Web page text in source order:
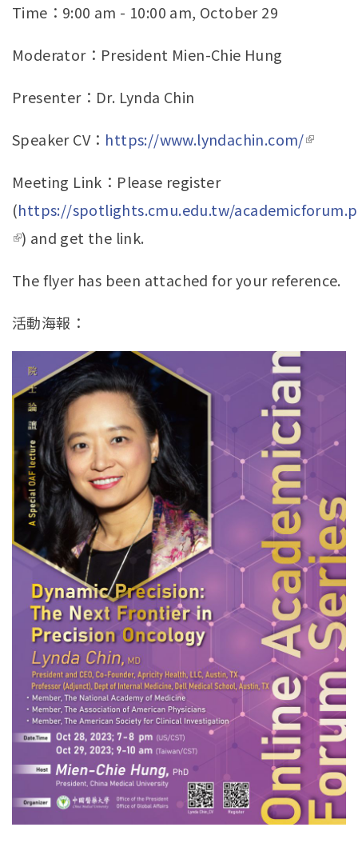
Time：9:00 am - 10:00 am, October 29
Moderator：President Mien-Chie Hung
Presenter：Dr. Lynda Chin
Speaker CV： https://www.lyndachin.com/(link is
Meeting Link：Please register
(https://spotlights.cmu.edu.tw/
(link is external)
) and get the link.
The flyer has been attached for your reference.
活動海報：